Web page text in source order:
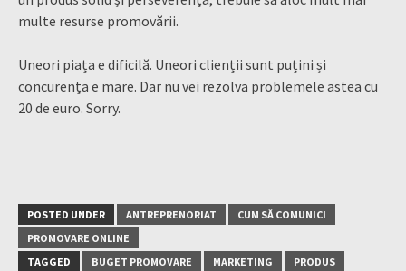
multe resurse promovării.
Uneori piața e dificilă. Uneori clienții sunt puțini și
concurența e mare. Dar nu vei rezolva problemele astea cu
20 de euro. Sorry.
POSTED UNDER ANTREPRENORIAT
CUM SĂ COMUNICI
PROMOVARE ONLINE
TAGGED
BUGET PROMOVARE MARKETING
PRODUS